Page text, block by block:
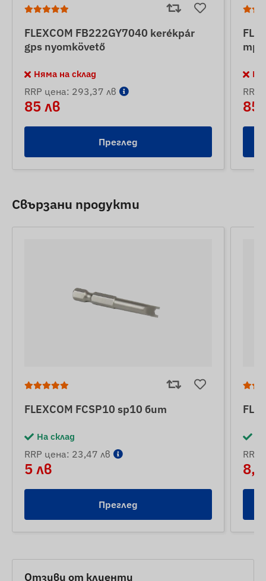
FLEXCOM FB222GY7040 kerékpár
gps nyomkövető
Няма на склад
RRP цена: 293,37 лв
85 лв
Преглед
RRP
85
Свързани продукти
FLEXCOM FCSP10 sp10 бит
На склад
RRP цена: 23,47 лв
5 лв
Преглед
RRP
Отзиви от клиенти